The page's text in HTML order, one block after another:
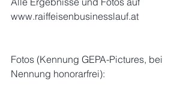
www.raiffeisenbusinesslauf.at
Fotos (Kennung GEPA-Pictures, bei
Nennung honorarfrei):